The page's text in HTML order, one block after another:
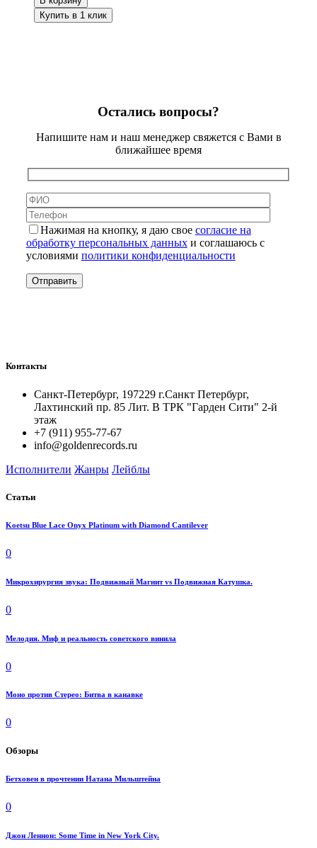
Купить в 1 клик
Остались вопросы?
Напишите нам и наш менеджер свяжется с Вами в
ближайшее время
Нажимая на кнопку, я даю свое согласие на
обработку персональных данныхи соглашаюсь с
условиями политики конфиденциальности
Контакты
Санкт-Петербург, 197229 г.Санкт Петербург,
Лахтинский пр. 85 Лит. B ТРК "Гарден Сити" 2-й
этаж
+7 (911) 955-77-67
info@goldenrecords.ru
Исполнители Жанры Лейблы
Статьи
Koetsu Blue Lace Onyx Platinum with Diamond Cantilever
0
Микрохирургия звука: Подвижный Магнит vs Подвижная Катушка.
0
Мелодия. Миф и реальность советского винила
0
Моно против Стерео: Битва в канавке
0
Обзоры
Бетховен в прочтении Натана Мильштейна
0
Джон Леннон: Some Time in New York City.